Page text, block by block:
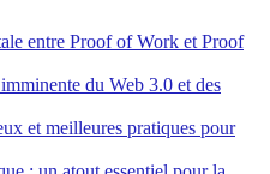
entre Proof of Work et Proof
du Web 3.0 et des
et meilleures pratiques pour